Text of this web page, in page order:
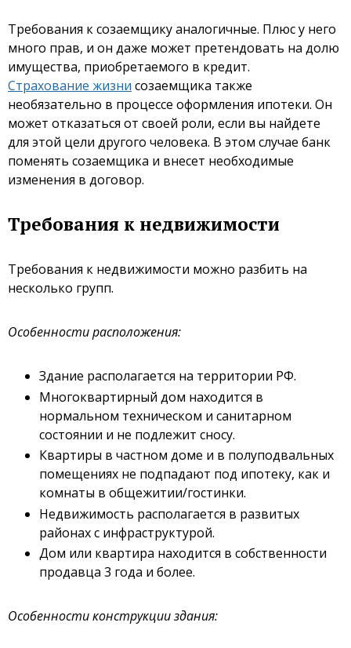
Требования к созаемщику аналогичные. Плюс у него
много прав, и он даже может претендовать на долю
имущества, приобретаемого в кредит.
Страхование жизни созаемщика также
необязательно в процессе оформления ипотеки. Он
может отказаться от своей роли, если вы найдете
для этой цели другого человека. В этом случае банк
поменять созаемщика и внесет необходимые
изменения в договор.
Требования к недвижимости
Требования к недвижимости можно разбить на
несколько групп.
Особенности расположения:
Здание располагается на территории РФ.
Многоквартирный дом находится в
нормальном техническом и санитарном
состоянии и не подлежит сносу.
Квартиры в частном доме и в полуподвальных
помещениях не подпадают под ипотеку, как и
комнаты в общежитии/гостинки.
Недвижимость располагается в развитых
районах с инфраструктурой.
Дом или квартира находится в собственности
продавца 3 года и более.
Особенности конструкции здания: